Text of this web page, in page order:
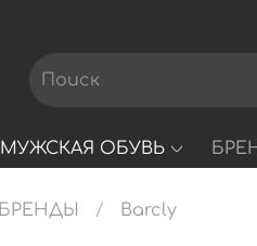
МУЖСКАЯ ОБУВЬ
БРЕНДЫ Barcly